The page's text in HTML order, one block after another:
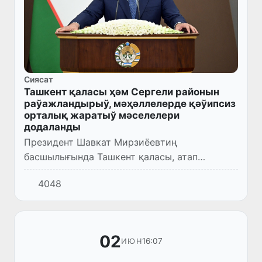
Сиясат
Ташкент қаласы ҳәм Сергели районын
раўажландырыў, мәҳәллелерде қәўипсиз
орталық жаратыў мәселелери
додаланды
Президент Шавкат Мирзиёевтиң
басшылығында Ташкент қаласы, атап
айтқанда, Сергели районын социаллық-
экономикалық раўажландырыў,
мәҳәллелерде қәўипсиз орталықты жаратыў
4048
02ИЮН16:07